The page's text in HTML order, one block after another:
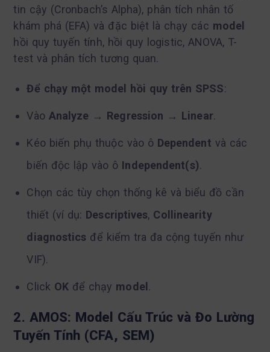
tin cậy (Cronbach’s Alpha), phân tích nhân tố
khám phá (EFA) và đặc biệt là chạy các model
hồi quy tuyến tính, hồi quy logistic, ANOVA, T-
test và phân tích tương quan.
Để chạy một model hồi quy trên SPSS:
Vào Analyze → Regression → Linear.
Kéo biến phụ thuộc vào ô Dependent và các
biến độc lập vào ô Independent(s).
Chọn các tùy chọn thống kê và biểu đồ cần
thiết (ví dụ: Descriptives, Collinearity
diagnostics để kiểm tra đa cộng tuyến như
VIF).
Click OK để chạy model.
2. AMOS: Model Cấu Trúc và Đo Lường
Tuyến Tính (CFA, SEM)